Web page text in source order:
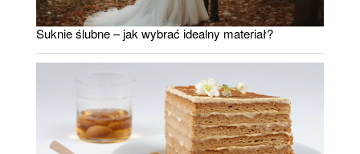
Suknie ślubne – jak wybrać idealny materiał?